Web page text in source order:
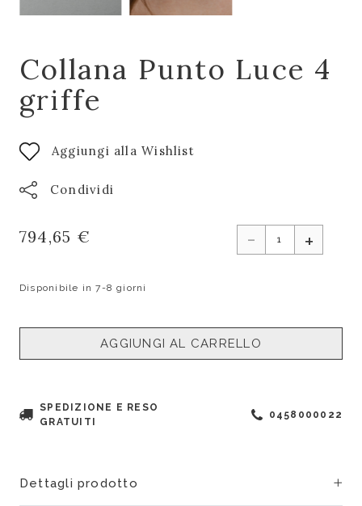
Collana Punto Luce 4
griffe
Aggiungi alla Wishlist
Condividi
794,65 € - +
Disponibile in 7-8 giorni
AGGIUNGI AL CARRELLO
SPEDIZIONE E RESO
GRATUITI
0458000022
Dettagli prodotto